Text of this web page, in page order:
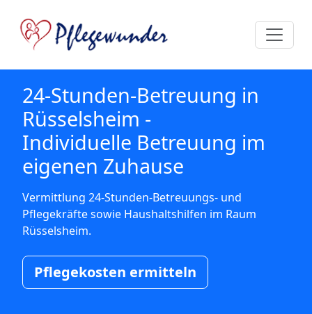
24-Stunden-Betreuung in
Rüsselsheim -
Individuelle Betreuung im
eigenen Zuhause
Vermittlung 24-Stunden-Betreuungs- und
Pflegekräfte sowie Haushaltshilfen im Raum
Rüsselsheim.
Pflegekosten ermitteln